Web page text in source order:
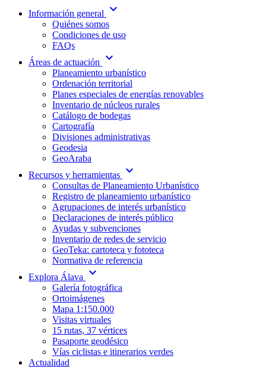
Información general expand_more
Quiénes somos
Condiciones de uso
FAQs
Áreas de actuación
expand_more
Planeamiento urbanístico
Ordenación territorial
Planes especiales de energías renovables
Inventario de núcleos rurales
Catálogo de bodegas
Cartografía
Divisiones administrativas
Geodesia
GeoAraba
Recursos y herramientas expand_more
Consultas de Planeamiento Urbanístico
Registro de planeamiento urbanístico
Agrupaciones de interés urbanístico
Declaraciones de interés público
Ayudas y subvenciones
Inventario de redes de servicio
GeoTeka: cartoteca y fototeca
Normativa de referencia
Explora Álava
expand_more
Galería fotográfica
Ortoimágenes
Mapa 1:150.000
Visitas virtuales
15 rutas, 37 vértices
Pasaporte geodésico
Vías ciclistas e itinerarios verdes
Actualidad